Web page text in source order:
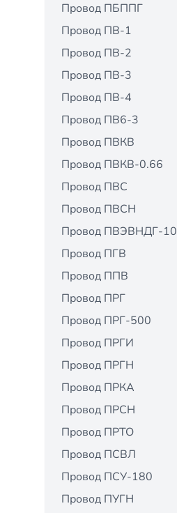
Провод ПБППГ
Провод ПВ-1
Провод ПВ-2
Провод ПВ-3
Провод ПВ-4
Провод ПВ6-3
Провод ПВКВ
Провод ПВКВ-0.66
Провод ПВС
Провод ПВСН
Провод ПВЭВНДГ-10
Провод ПГВ
Провод ППВ
Провод ПРГ
Провод ПРГ-500
Провод ПРГИ
Провод ПРГН
Провод ПРКА
Провод ПРСН
Провод ПРТО
Провод ПСВЛ
Провод ПСУ-180
Провод ПУГН